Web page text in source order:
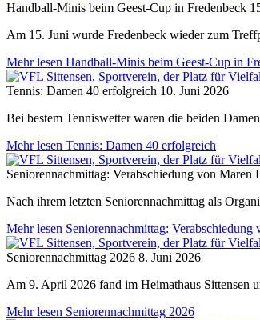
Handball-Minis beim Geest-Cup in Fredenbeck
Am 15. Juni wurde Fredenbeck wieder zum
Mehr lesen Handball-Minis beim Geest-Cup in
Tennis: Damen 40 erfolgreich 10. Juni 2026
Bei bestem Tenniswetter waren die beiden
Mehr lesen Tennis: Damen 40 erfolgreich
Seniorennachmittag: Verabschiedung von Maren
Nach ihrem letzten Seniorennachmittag als
Mehr lesen Seniorennachmittag:
Seniorennachmittag 2026 8. Juni 2026
Am 9. April 2026 fand im Heimathaus Sittensen
Mehr lesen Seniorennachmittag 2026